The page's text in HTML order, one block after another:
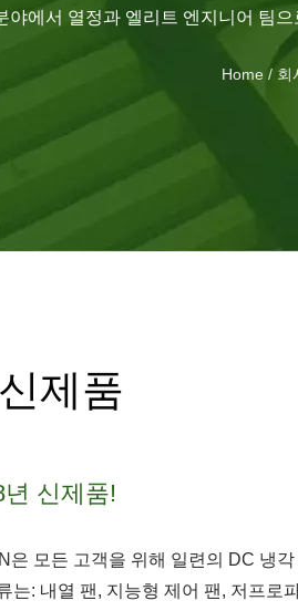
각
야에서 열정과 엘리트 엔지니어 팀
하고 있습니다. 우리 제품은 전 세
중국 광동에 제조 공장을 건설하여
Home / 회
제품
신제품!
은 모든 고객을 위해 일련의 DC 냉
는: 내열 팬, 지능형 제어 팬, 저프로